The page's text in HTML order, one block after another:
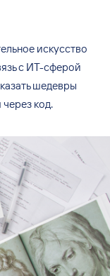
искусство
с ИТ-сферой
шедевры
код.